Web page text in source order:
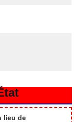
lieu de